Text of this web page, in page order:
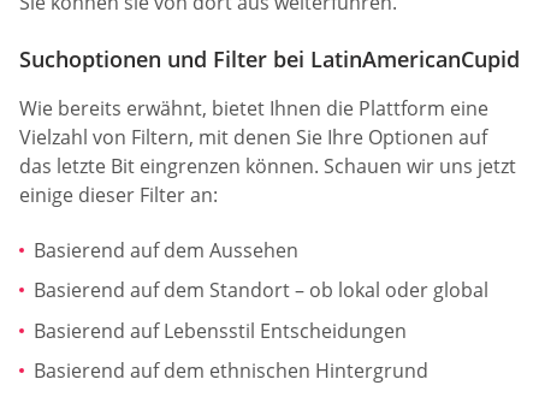
Suchoptionen und Filter bei LatinAmericanCupid
Wie bereits erwähnt, bietet Ihnen die Plattform eine
Vielzahl von Filtern, mit denen Sie Ihre Optionen auf
das letzte Bit eingrenzen können. Schauen wir uns jetzt
einige dieser Filter an:
Basierend auf dem Aussehen
Basierend auf dem Standort – ob lokal oder global
Basierend auf Lebensstil Entscheidungen
Basierend auf dem ethnischen Hintergrund